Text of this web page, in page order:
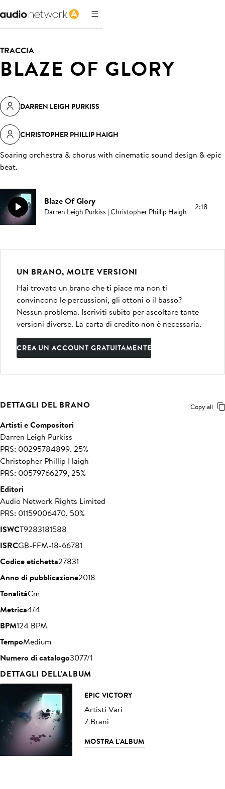
TRACCIA
BLAZE OF GLORY
DARREN LEIGH PURKISS
CHRISTOPHER PHILLIP HAIGH
Soaring orchestra & chorus with cinematic sound design & epic
beat.
Blaze Of Glory
Darren Leigh Purkiss | Christopher Phillip Haigh 2:18
UN BRANO, MOLTE VERSIONI
Hai trovato un brano che ti piace ma non ti
convincono le percussioni, gli ottoni o il basso?
Nessun problema. Iscriviti subito per ascoltare tante
versioni diverse. La carta di credito non è necessaria.
CREA UN ACCOUNT GRATUITAMENTE
DETTAGLI DEL BRANO Copy all
Artisti e Compositori
Darren Leigh Purkiss
PRS: 00295784899, 25%
Christopher Phillip Haigh
PRS: 00579766279, 25%
Editori
Audio Network Rights Limited
PRS: 01159006470, 50%
ISWCT9283181588
ISRCGB-FFM-18-66781
Codice etichetta27831
Anno di pubblicazione2018
TonalitàCm
Metrica4/4
BPM124 BPM
TempoMedium
Numero di catalogo3077/1
DETTAGLI DELL'ALBUM
EPIC VICTORY
Artisti Vari
7 Brani
MOSTRA L'ALBUM